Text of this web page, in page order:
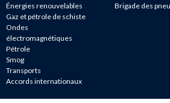
Énergies renouvelables
Gaz et pétrole de schiste
Ondes
électromagnétiques
Pétrole
Smog
Transports
Accords internationaux
Brigade des